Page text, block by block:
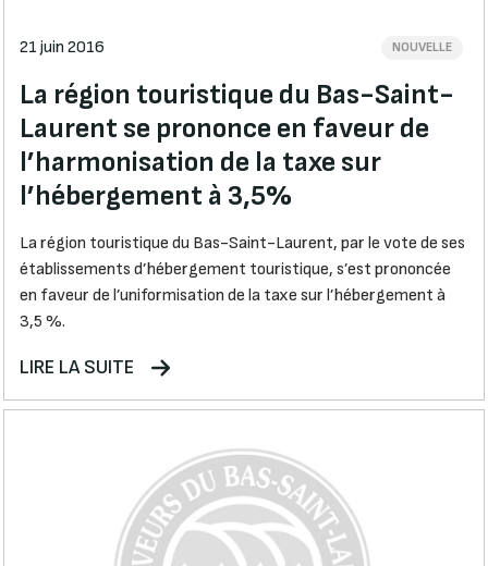
21 juin 2016 NOUVELLE
La région touristique du Bas-Saint-
Laurent se prononce en faveur de
l’harmonisation de la taxe sur
l’hébergement à 3,5%
La région touristique du Bas-Saint-Laurent, par le vote de ses
établissements d’hébergement touristique, s’est prononcée
en faveur de l’uniformisation de la taxe sur l’hébergement à
3,5 %.
LIRE LA SUITE